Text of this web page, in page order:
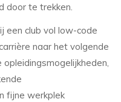
door te trekken.
een club vol low-code
naar het volgende
fijne werkplek